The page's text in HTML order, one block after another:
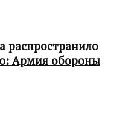
Армия обороны